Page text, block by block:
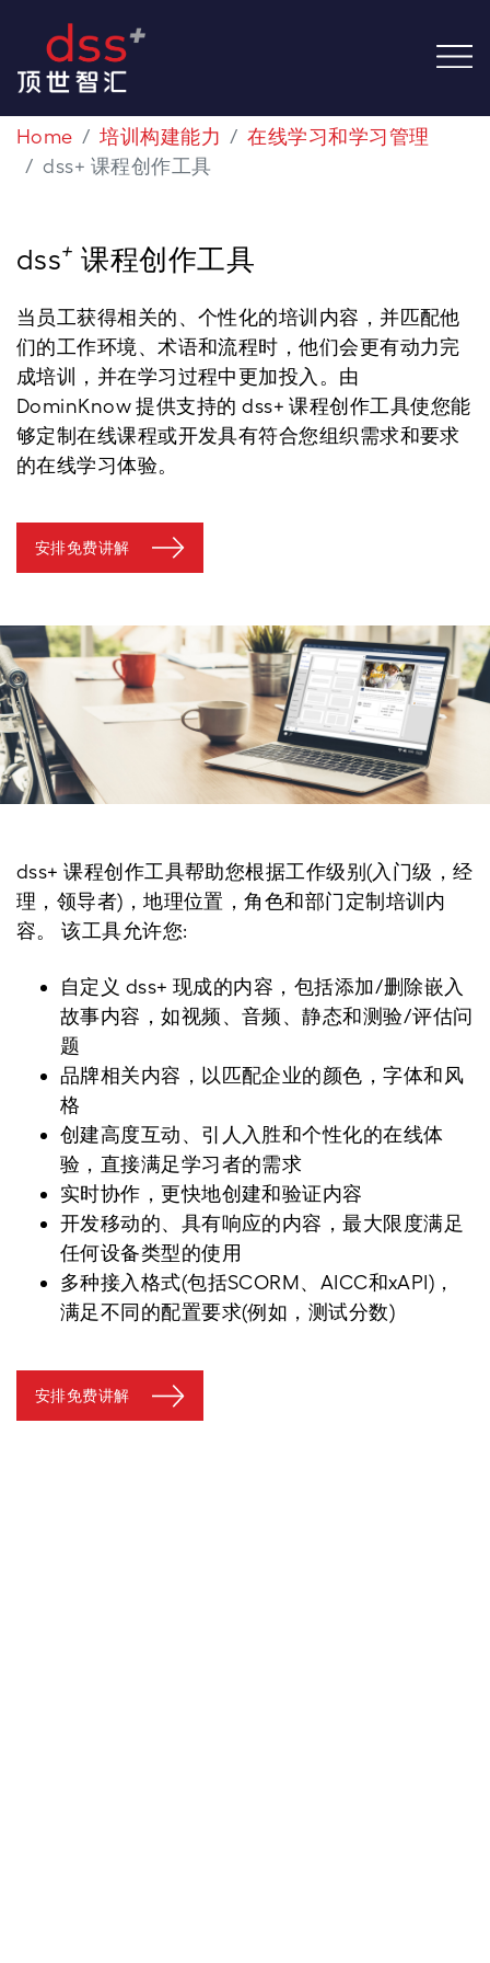
Home 培训构建能力
在线学习和学习管理
dss+ 课程创作工具
dss+ 课程创作工具
当员工获得相关的、个性化的培训内容，并匹配他
们的工作环境、术语和流程时，他们会更有动力完
成培训，并在学习过程中更加投入。由
DominKnow 提供支持的 dss+ 课程创作工具使您能
够定制在线课程或开发具有符合您组织需求和要求
的在线学习体验。
安排免费讲解
dss+ 课程创作工具帮助您根据工作级别(入门级，经
理，领导者)，地理位置，角色和部门定制培训内
容。 该工具允许您:
自定义 dss+ 现成的内容，包括添加/删除嵌入
故事内容，如视频、音频、静态和测验/评估问
题
品牌相关内容，以匹配企业的颜色，字体和风
格
创建高度互动、引人入胜和个性化的在线体
验，直接满足学习者的需求
实时协作，更快地创建和验证内容
开发移动的、具有响应的内容，最大限度满足
任何设备类型的使用
多种接入格式(包括SCORM、AICC和xAPI)，
满足不同的配置要求(例如，测试分数)
安排免费讲解